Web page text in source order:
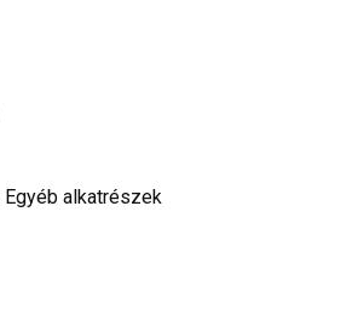
Egyéb alkatrészek